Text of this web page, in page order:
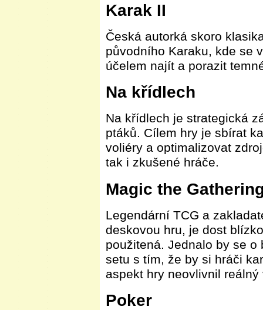
Karak II
Česká autorká skoro
původního Karaku, kde se
účelem najít a porazit
Na křídlech
Na křídlech je strategická
ptáků. Cílem hry je sbírat
voliéry a optimalizovat
tak i zkušené hráče.
Magic the
Legendární TCG a
deskovou hru, je dost
použitená. Jednalo by se
setu s tím, že by si hráči
aspekt hry neovlivnil reálný
Poker